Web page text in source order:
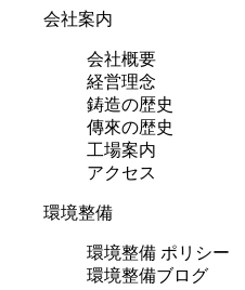
会社案内
会社概要
経営理念
鋳造の歴史
傳來の歴史
工場案内
アクセス
環境整備
環境整備 ポリシー
環境整備ブログ